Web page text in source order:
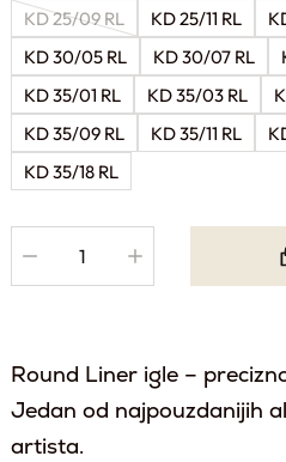
KD 25/09 RL
KD 25/11 RL
KD 30/05 RL
KD 30/07 RL
KD 35/01 RL
KD 35/03 RL
KD 35/09 RL
KD 35/11 RL
KD 35/18 RL
Round Liner igle –
Jedan od najpouzdanijih
artista.